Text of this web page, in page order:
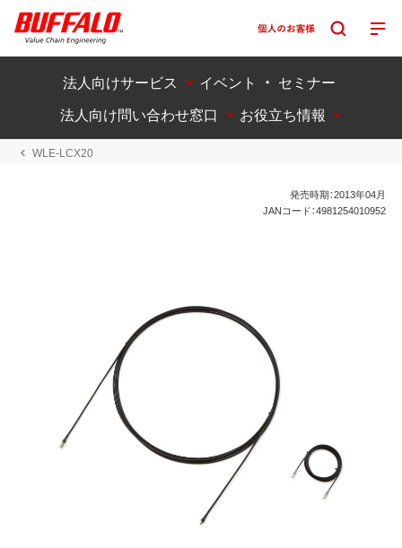
法人向けサービス
イベント ・ セミナー
法人向け問い合わせ窓口
お役立ち情報
WLE-LCX20
発売時期：2013年04月
JANコード：4981254010952